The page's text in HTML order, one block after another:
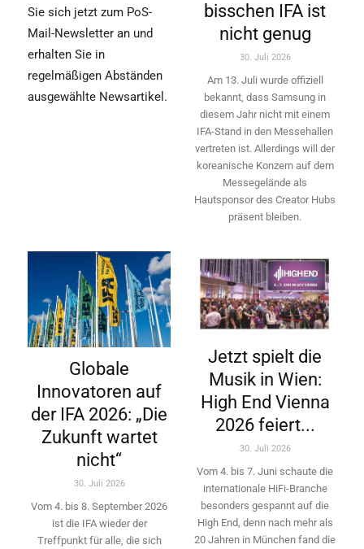
Sie sich jetzt zum PoS-
Mail-Newsletter an und
erhalten Sie in
regelmäßigen Abständen
ausgewählte Newsartikel.
bisschen IFA ist
nicht genug
30. Juli 2026
Am 13. Juli wurde offiziell
bekannt, dass Samsung in
diesem Jahr nicht mit einem
IFA-Stand in den Messehallen
vertreten ist. Allerdings will ­der
koreanische Konzern auf dem
Messegelände als
Hautsponsor des Creator Hubs
präsent bleiben.
Globale
Innovatoren auf
der IFA 2026: „Die
Zukunft wartet
nicht“
30. Juli 2026
Vom 4. bis 8. September 2026
ist die IFA wieder der
Treffpunkt für alle, die sich
Jetzt spielt die
Musik in Wien:
High End Vienna
2026 feiert...
30. Juli 2026
Vom 4. bis 7. Juni schaute die
internationale HiFi-Branche
besonders gespannt auf die
High End, denn nach mehr als
20 Jahren in München fand die